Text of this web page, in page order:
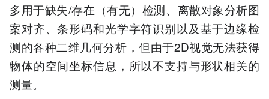
多用于缺失/存在（有无）检测、离散对象分析图
案对齐、条形码和光学字符识别以及基于边缘检
测的各种二维几何分析，但由于2D视觉无法获得
物体的空间坐标信息，所以不支持与形状相关的
测量。